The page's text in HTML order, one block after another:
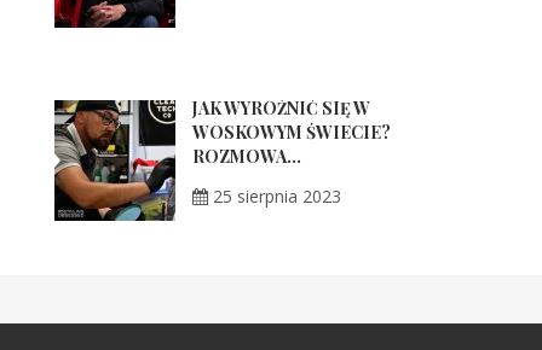
JAK WYRÓŻNIĆ SIĘ W
WOSKOWYM ŚWIECIE?
ROZMOWA...
25 sierpnia 2023